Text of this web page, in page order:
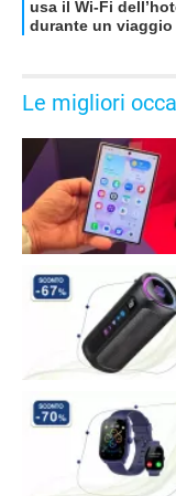
OFFERTE
Le migliori